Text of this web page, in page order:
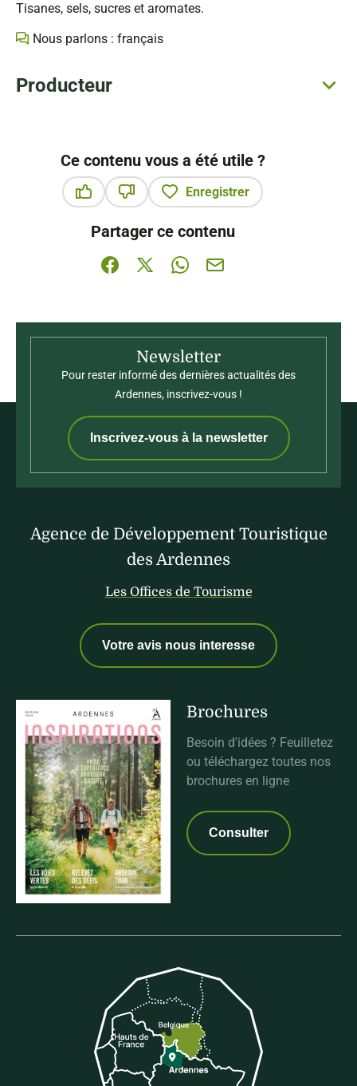
Tisanes, sels, sucres et aromates.
Nous parlons : français
Producteur
Ce contenu vous a été utile ?
Enregistrer
Partager ce contenu
Partager sur Facebook (nouvelle fenêtre)
Partager sur X / Twitter (nouvelle
Partager sur WhatsApp
Partager par mail
Newsletter
Pour rester informé des dernières actualités des
Ardennes, inscrivez-vous !
Inscrivez-vous à la newsletter
Agence de Développement Touristique
des Ardennes
Les Offices de Tourisme
Votre avis nous interesse
Brochures
Besoin d'idées ? Feuilletez
ou téléchargez toutes nos
brochures en ligne
Consulter